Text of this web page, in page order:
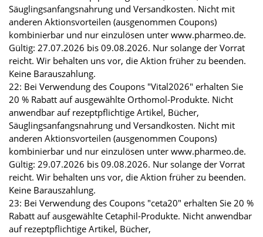
Säuglingsanfangsnahrung und Versandkosten. Nicht mit
anderen Aktionsvorteilen (ausgenommen Coupons)
kombinierbar und nur einzulösen unter www.pharmeo.de.
Gültig: 27.07.2026 bis 09.08.2026. Nur solange der Vorrat
reicht. Wir behalten uns vor, die Aktion früher zu beenden.
Keine Barauszahlung.
22: Bei Verwendung des Coupons "Vital2026" erhalten Sie
20 % Rabatt auf ausgewählte Orthomol-Produkte. Nicht
anwendbar auf rezeptpflichtige Artikel, Bücher,
Säuglingsanfangsnahrung und Versandkosten. Nicht mit
anderen Aktionsvorteilen (ausgenommen Coupons)
kombinierbar und nur einzulösen unter www.pharmeo.de.
Gültig: 29.07.2026 bis 09.08.2026. Nur solange der Vorrat
reicht. Wir behalten uns vor, die Aktion früher zu beenden.
Keine Barauszahlung.
23: Bei Verwendung des Coupons "ceta20" erhalten Sie 20 %
Rabatt auf ausgewählte Cetaphil-Produkte. Nicht anwendbar
auf rezeptpflichtige Artikel, Bücher,